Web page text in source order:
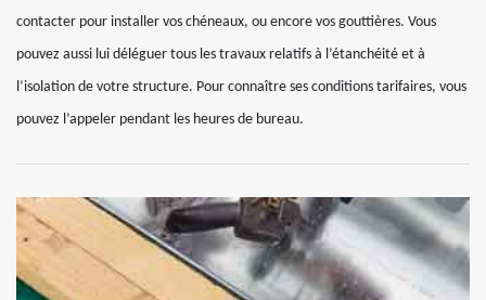
contacter pour installer vos chéneaux, ou encore vos gouttières. Vous
pouvez aussi lui déléguer tous les travaux relatifs à l’étanchéité et à
l’isolation de votre structure. Pour connaître ses conditions tarifaires, vous
pouvez l’appeler pendant les heures de bureau.